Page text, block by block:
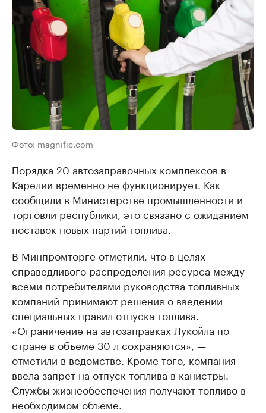
Фото: magnific.com
Порядка 20 автозаправочных комплексов в
Карелии временно не функционирует. Как
сообщили в Министерстве промышленности и
торговли республики, это связано с ожиданием
поставок новых партий топлива.
В Минпромторге отметили, что в целях
справедливого распределения ресурса между
всеми потребителями руководства топливных
компаний принимают решения о введении
специальных правил отпуска топлива.
«Ограничение на автозаправках Лукойла по
стране в объеме 30 л сохраняются», —
отметили в ведомстве. Кроме того, компания
ввела запрет на отпуск топлива в канистры.
Службы жизнеобеспечения получают топливо в
необходимом объеме.